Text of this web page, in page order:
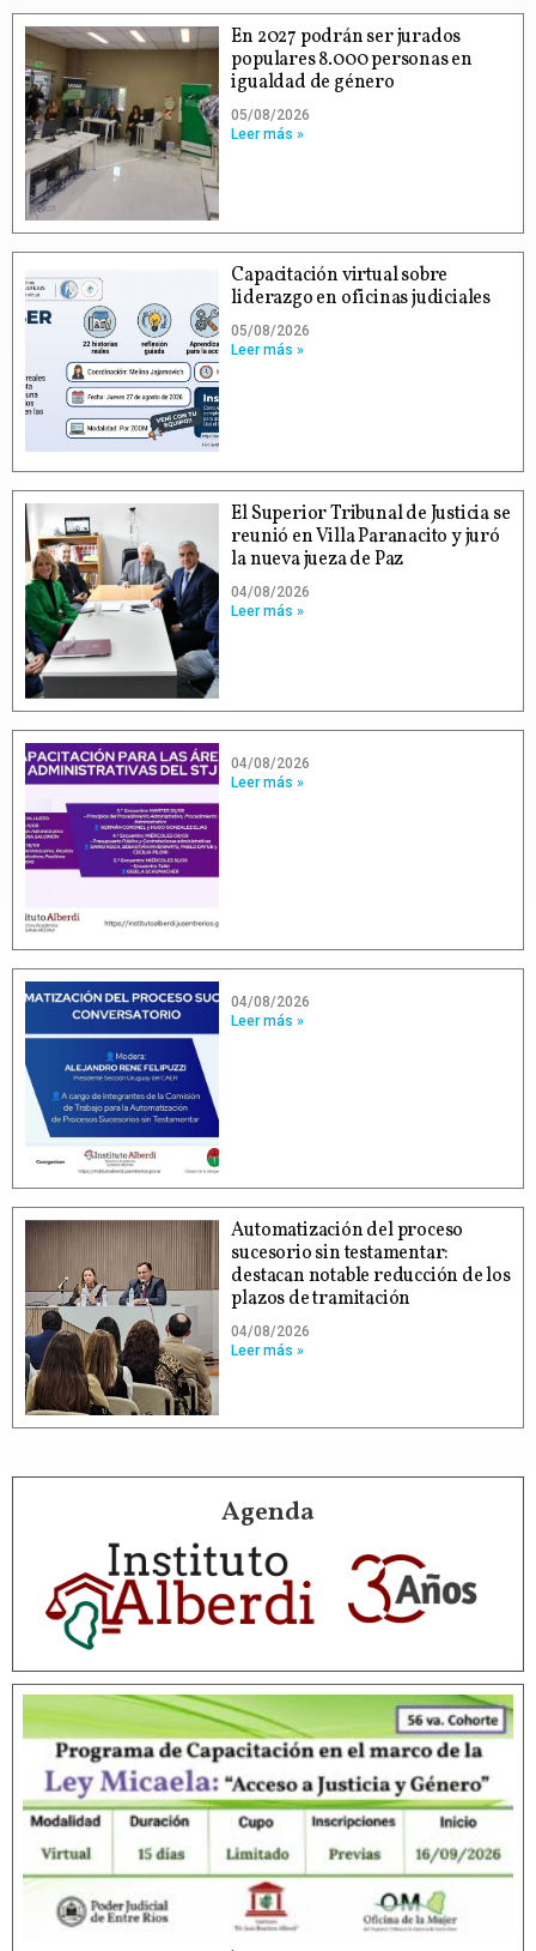
En 2027 podrán ser jurados
populares 8.000 personas en
igualdad de género
05/08/2026
Leer más »
Capacitación virtual sobre
liderazgo en oficinas judiciales
05/08/2026
Leer más »
El Superior Tribunal de Justicia se
reunió en Villa Paranacito y juró
la nueva jueza de Paz
04/08/2026
Leer más »
04/08/2026
Leer más »
04/08/2026
Leer más »
Automatización del proceso
sucesorio sin testamentar:
destacan notable reducción de los
plazos de tramitación
04/08/2026
Leer más »
Agenda